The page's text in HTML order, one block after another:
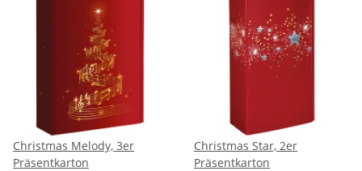
Christmas Melody, 3er
Präsentkarton
Christmas Star, 2er
Präsentkarton